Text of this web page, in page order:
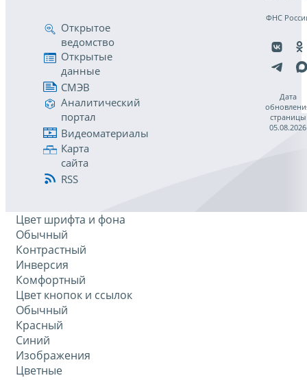
Открытое
ведомство
Открытые
данные
СМЭВ
Аналитический
портал
Видеоматериалы
Карта
сайта
RSS
ФНС
Дата
страницы
05.08.2026
Цвет шрифта и фона
Обычный
Контрастный
Инверсия
Комфортный
Цвет кнопок и ссылок
Обычный
Красный
Синий
Изображения
Цветные